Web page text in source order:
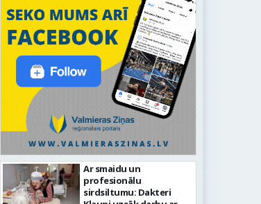
kultūras
Ar smaidu un
profesionālu
sirdsiltumu: Dakteri